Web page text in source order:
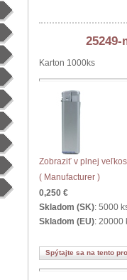
Karton 1000ks
Zobraziť v plnej
( Manufacturer )
0,250 €
Skladom (SK): 5000
Skladom (EU): 20000
Spýtajte sa na tento